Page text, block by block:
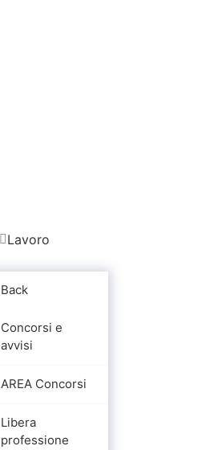
Lavoro
Back
Concorsi e
avvisi
AREA Concorsi
Libera
professione